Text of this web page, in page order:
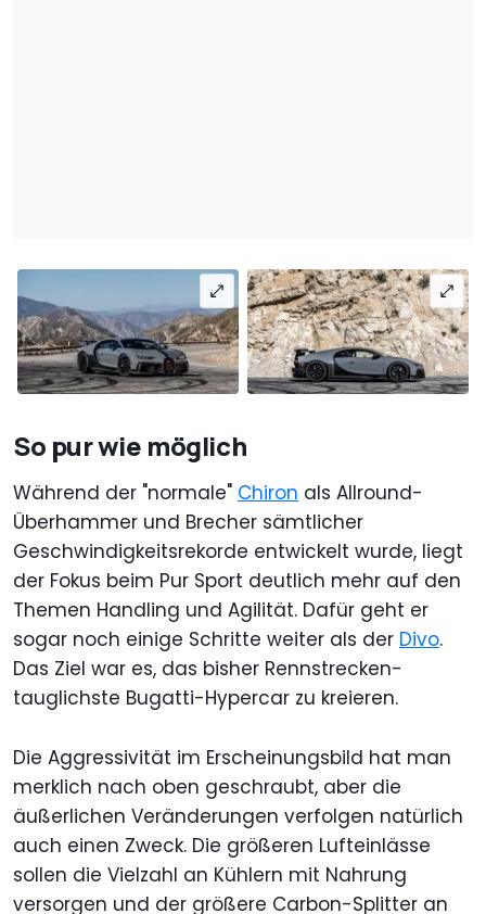
So pur wie möglich
Während der "normale" Chiron als Allround-
Überhammer und Brecher sämtlicher
Geschwindigkeitsrekorde entwickelt wurde, liegt
der Fokus beim Pur Sport deutlich mehr auf den
Themen Handling und Agilität. Dafür geht er
sogar noch einige Schritte weiter als der Divo.
Das Ziel war es, das bisher Rennstrecken-
tauglichste Bugatti-Hypercar zu kreieren.
Die Aggressivität im Erscheinungsbild hat man
merklich nach oben geschraubt, aber die
äußerlichen Veränderungen verfolgen natürlich
auch einen Zweck. Die größeren Lufteinlässe
sollen die Vielzahl an Kühlern mit Nahrung
versorgen und der größere Carbon-Splitter an